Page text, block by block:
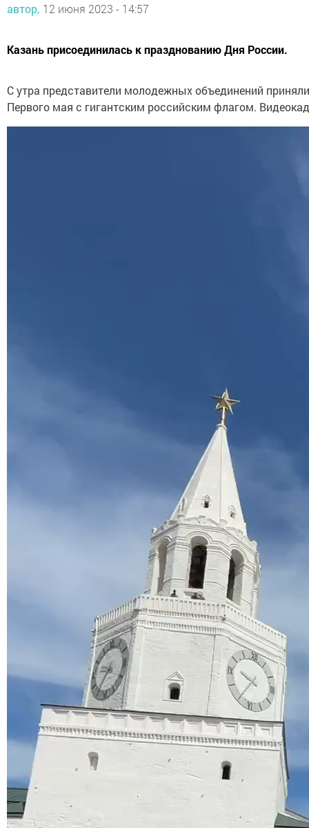
автор, 12 июня 2023 - 14:57
Казань присоединилась к празднованию Дня России.
С утра представители молодежных объединений
Первого мая с гигантским российским флагом.